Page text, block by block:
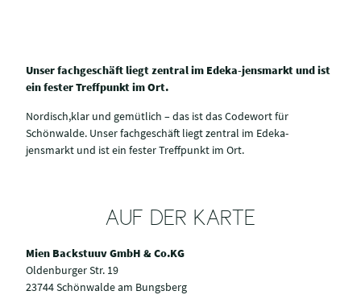
Unser fachgeschäft liegt zentral im Edeka-jensmarkt und ist
ein fester Treffpunkt im Ort.
Nordisch,klar und gemütlich – das ist das Codewort für
Schönwalde. Unser fachgeschäft liegt zentral im Edeka-
jensmarkt und ist ein fester Treffpunkt im Ort.
AUF DER KARTE
Mien Backstuuv GmbH & Co.KG
Oldenburger Str. 19
23744 Schönwalde am Bungsberg